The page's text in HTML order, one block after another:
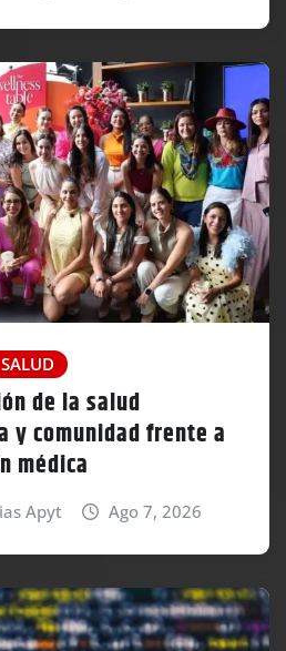
SALUD
de la salud
y comunidad frente a
médica
Apyt Ago 7, 2026